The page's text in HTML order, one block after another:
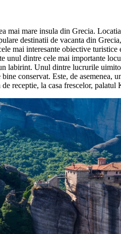
mai mare insula din Grecia.
destinatii de vacanta din
mai interesante obiective
unul dintre cele mai importante
labirint. Unul dintre lucrurile
conservat. Este, de asemenea,
receptie, la casa frescelor, palatul